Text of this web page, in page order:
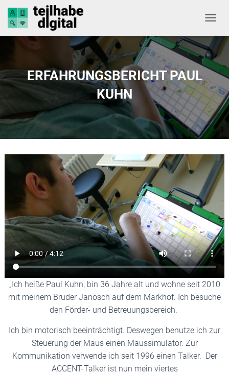
ERFAHRUNGSBERICHT PAUL
KUHN
„Ich heiße Paul Kuhn, bin 36 Jahre alt und wohne seit 2010
mit meinem Bruder Janosch auf dem Markhof. Ich besuche
den Förder- und Betreuungsbereich.
Ich bin motorisch beeinträchtigt. Deswegen benutze ich zur
Steuerung der Maus einen Maussimulator. Zur
Kommunikation verwende ich seit 1996 einen Talker. Der
ACCENT-Talker ist nun mein viertes